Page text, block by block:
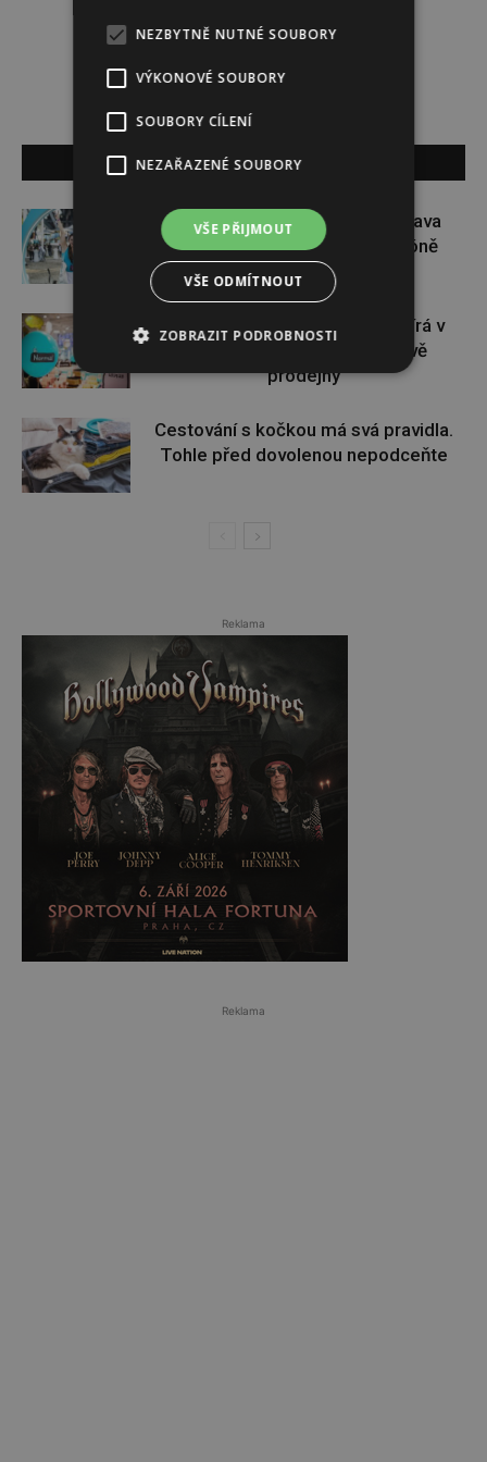
SOUVISEJÍCÍ ČLÁNKY
Dopřejte si na Colours of Ostrava
pauzu plnou zážitků v IQOS zóně
Dánský řetězec NORMAL otevírá v
České republice své první dvě
prodejny
Cestování s kočkou má svá pravidla.
Tohle před dovolenou nepodceňte
Reklama
Reklama
NEZBYTNĚ NUTNÉ SOUBORY
VÝKONOVÉ SOUBORY
SOUBORY CÍLENÍ
NEZAŘAZENÉ SOUBORY
VŠE PŘIJMOUT
VŠE ODMÍTNOUT
ZOBRAZIT PODROBNOSTI